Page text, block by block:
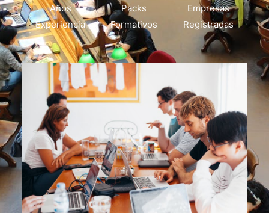
Años
Experiencia
Packs
Formativos
Empresas
Registradas